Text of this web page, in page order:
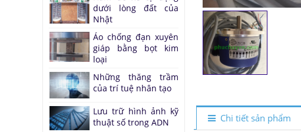
Chi tiết sản phẩm
Áo chống đạn xuyên
giáp bằng bọt kim
Những thăng trầm
của trí tuệ nhân tạo
Lưu trữ hình ảnh kỹ
thuật số trong ADN
Tàu siêu tốc chạy liên
thành phố tốc độ